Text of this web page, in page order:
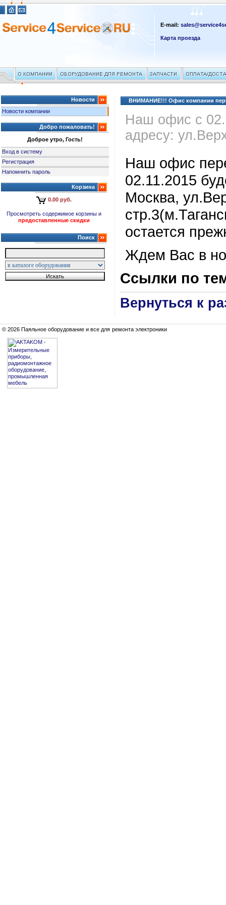
E-mail:
Карта проезда
Новости
Новости компании
Добро пожаловать!
Доброе утро, Гость!
Вход в систему
Регистрация
Напомнить пароль
Корзина
0.00 руб.
Просмотреть содержимое корзины и
предоставленные скидки
Поиск
ВНИМАНИЕ!!! Офис компании
Наш офис с
адресу:
Наш офис
02.11.2015
Москва,
остается
Ждем Вас в
Ссылки по
Вернуться к
© 2026 Паяльное оборудование и все для ремонта электроники